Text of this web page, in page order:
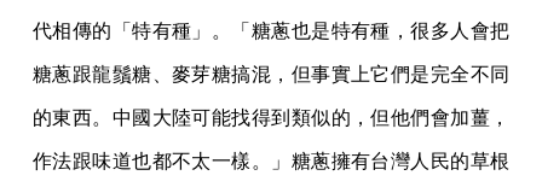
代相傳的「特有種」。「糖蔥也是特有種，很多人會把
糖蔥跟龍鬚糖、麥芽糖搞混，但事實上它們是完全不同
的東西。中國大陸可能找得到類似的，但他們會加薑，
作法跟味道也都不太一樣。」糖蔥擁有台灣人民的草根